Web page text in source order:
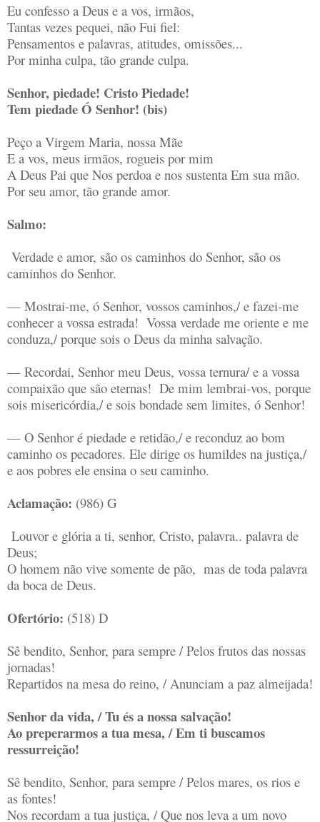
Eu confesso a Deus e a vos, irmãos,
Tantas vezes pequei, não Fui fiel:
Pensamentos e palavras, atitudes, omissões...
Por minha culpa, tão grande culpa.
Senhor, piedade! Cristo Piedade!
Tem piedade Ó Senhor! (bis)
Peço a Virgem Maria, nossa Mãe
E a vos, meus irmãos, rogueis por mim
A Deus Pai que Nos perdoa e nos sustenta Em sua mão.
Por seu amor, tão grande amor.
Salmo:
Verdade e amor, são os caminhos do Senhor, são os
caminhos do Senhor.
— Mostrai-me, ó Senhor, vossos caminhos,/ e fazei-me
conhecer a vossa estrada! Vossa verdade me oriente e me
conduza,/ porque sois o Deus da minha salvação.
— Recordai, Senhor meu Deus, vossa ternura/ e a vossa
compaixão que são eternas! De mim lembrai-vos, porque
sois misericórdia,/ e sois bondade sem limites, ó Senhor!
— O Senhor é piedade e retidão,/ e reconduz ao bom
caminho os pecadores. Ele dirige os humildes na justiça,/
e aos pobres ele ensina o seu caminho.
Aclamação: (986) G
Louvor e glória a ti, senhor, Cristo, palavra.. palavra de
Deus;
O homem não vive somente de pão, mas de toda palavra
da boca de Deus.
Ofertório: (518) D
Sê bendito, Senhor, para sempre / Pelos frutos das nossas
jornadas!
Repartidos na mesa do reino, / Anunciam a paz almeijada!
Senhor da vida, / Tu és a nossa salvação!
Ao preperarmos a tua mesa, / Em ti buscamos
ressurreição!
Sê bendito, Senhor, para sempre / Pelos mares, os rios e
as fontes!
Nos recordam a tua justiça, / Que nos leva a um novo